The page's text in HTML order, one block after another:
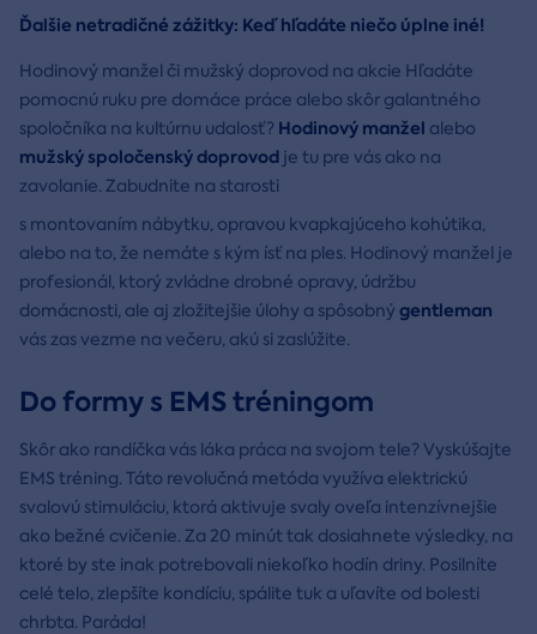
Ďalšie netradičné zážitky: Keď hľadáte niečo úplne iné!
Hodinový manžel či mužský doprovod na akcie Hľadáte
pomocnú ruku pre domáce práce alebo skôr galantného
spoločníka na kultúrnu udalosť? Hodinový manžel alebo
mužský spoločenský doprovod je tu pre vás ako na
zavolanie. Zabudnite na starosti
s montovaním nábytku, opravou kvapkajúceho kohútika,
alebo na to, že nemáte s kým ísť na ples. Hodinový manžel je
profesionál, ktorý zvládne drobné opravy, údržbu
domácnosti, ale aj zložitejšie úlohy a spôsobný gentleman
vás zas vezme na večeru, akú si zaslúžite.
Do formy s EMS tréningom
Skôr ako randíčka vás láka práca na svojom tele? Vyskúšajte
EMS tréning. Táto revolučná metóda využíva elektrickú
svalovú stimuláciu, ktorá aktivuje svaly oveľa intenzívnejšie
ako bežné cvičenie. Za 20 minút tak dosiahnete výsledky, na
ktoré by ste inak potrebovali niekoľko hodín driny. Posilníte
celé telo, zlepšíte kondíciu, spálite tuk a uľavíte od bolesti
chrbta. Paráda!